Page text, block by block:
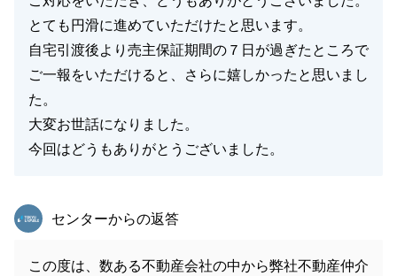
とても円滑に進めていただけたと思います。
自宅引渡後より売主保証期間の７日が過ぎたところで
ご一報をいただけると、さらに嬉しかったと思いまし
た。
大変お世話になりました。
今回はどうもありがとうございました。
東急リバブル
センターからの返答
この度は、数ある不動産会社の中から弊社不動産仲介